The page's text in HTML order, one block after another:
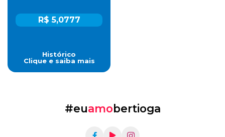
R$ 5,0777
Histórico
Clique e saiba mais
#euamobertioga